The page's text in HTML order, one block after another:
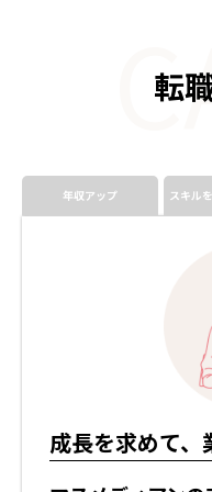
転
年収アップ
希望以上の年収
実現！
スキル
スキルの可能性
成長を求めて